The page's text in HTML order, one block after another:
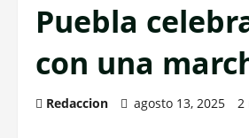
Puebla
con una
Redaccion agosto 13, 2025 2